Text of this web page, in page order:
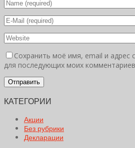
Сохранить моё имя, email и адрес
для последующих моих
КАТЕГОРИИ
Акции
Без рубрики
Декларации